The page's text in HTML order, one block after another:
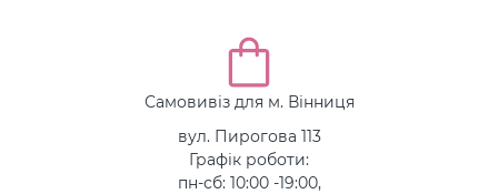
Самовивіз для м. Вінниця
вул. Пирогова 113
Графік роботи:
пн-сб: 10:00 -19:00,